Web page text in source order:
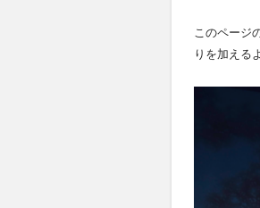
このページ
りを加える